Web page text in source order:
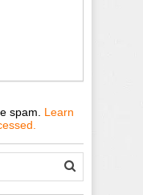
spam. Learn